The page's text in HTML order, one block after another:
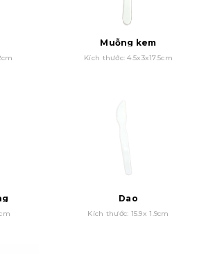
Muỗng kem
Kích thước: 4.5x3x17.5cm
Dao
Kích thước: 15.9x 1.9cm